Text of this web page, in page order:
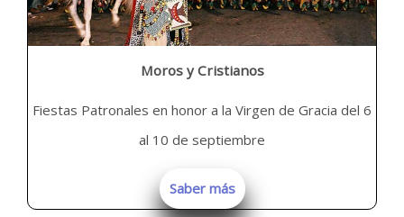
Moros y Cristianos
Fiestas Patronales en honor a la Virgen de Gracia del 6
al 10 de septiembre
Saber más